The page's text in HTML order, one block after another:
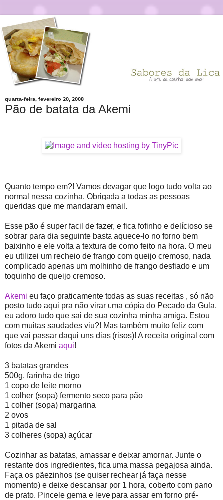
quarta-feira, fevereiro 20, 2008
Pão de batata da Akemi
Quanto tempo em?! Vamos devagar que logo tudo volta ao
normal nessa cozinha. Obrigada a todas as pessoas
queridas que me mandaram email.
Esse pão é super facil de fazer, e fica fofinho e delícioso se
sobrar para dia seguinte basta aquece-lo no forno bem
baixinho e ele volta a textura de como feito na hora. O meu
eu utilizei um recheio de frango com queijo cremoso, nada
complicado apenas um molhinho de frango desfiado e um
toquinho de queijo cremoso.
Akemi eu faço praticamente todas as suas receitas , só não
posto tudo aqui pra não virar uma cópia do Pecado da Gula,
eu adoro tudo que sai de sua cozinha minha amiga. Estou
com muitas saudades viu?! Mas também muito feliz com
que vai passar daqui uns dias (risos)! A receita original com
fotos da Akemi aqui!
3 batatas grandes
500g. farinha de trigo
1 copo de leite morno
1 colher (sopa) fermento seco para pão
1 colher (sopa) margarina
2 ovos
1 pitada de sal
3 colheres (sopa) açúcar
Cozinhar as batatas, amassar e deixar amornar. Junte o
restante dos ingredientes, fica uma massa pegajosa ainda.
Faça os pãezinhos (se quiser rechear já faça nesse
momento) e deixe descansar por 1 hora, coberto com pano
de prato. Pincele gema e leve para assar em forno pré-